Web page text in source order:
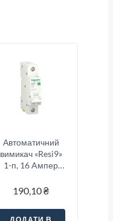
Автоматичний
вимикач «Resi9»
1-п, 16 Aмпер
190,10₴